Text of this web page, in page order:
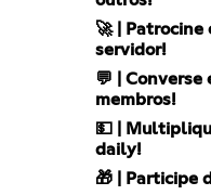
🚀 | Patrocine
servidor!
💬 | Converse
membros!
💵 |
daily!
🎁 | Participe